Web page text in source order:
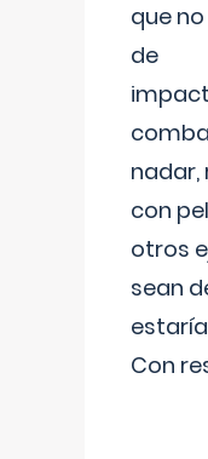
que
de
nadar,
con
otros
sean
Con